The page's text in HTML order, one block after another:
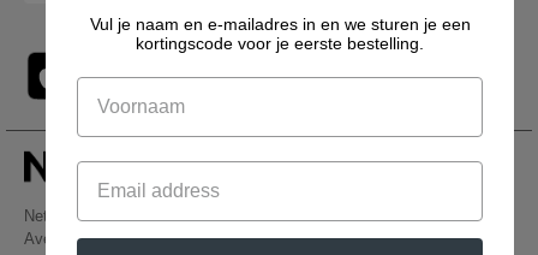
Netenders Belgium SRL
Avenue Hermann-Debroux 54, 1160, Bruxelles
Vul je naam en e-mailadres in en we sturen je een
kortingscode voor je eerste bestelling.